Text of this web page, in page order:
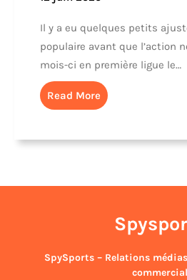
Il y a eu quelques petits
populaire avant que l’action
mois-ci en première ligue le…
Read More
SpySports – Relations
commercial